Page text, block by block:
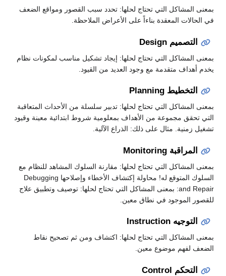
بمعنى المشاكل التي تحتاج لحلها: تحدد سبب القصور ومواقع الضعف
في الحالات المعقدة بناءاً على الأعراض الملاحظة.
التصميم Design
بمعنى المشاكل التي تحتاج لحلها: إيجاد تشكيل مناسب لمكونات نظام
يخدم أهداف متقدمة مع وجود العديد من القيود.
التخطيط Planning
بمعنى المشاكل التي تحتاج لحلها: تدبير سلسلة من الأحداث المتعاقبة
التي تحقق مجموعة من الأهداف بمعلومية شروط ابتدائية معينة وقيود
تشغيل زمنية. مثال على ذلك: الذراع الآلية.
المراقبة Monitoring
بمعنى المشاكل التي تحتاج لحلها: مقارنة السلوك المشاهد للنظام مع
السلوك المتوقع له! محاولة إكتشاف الأخطاء وإصلاحها Debugging
and Repair: بمعنى المشاكل التي تحتاج لحلها: توصيف وتطبيق علاج
للقصور الموجود في نطاق معين.
التوجيه Instruction
بمعنى المشاكل التي تحتاج لحلها: اكتشاف ومن ثم تصحيح نقاط
الضعف لفهم موضوع معين.
التحكم Control